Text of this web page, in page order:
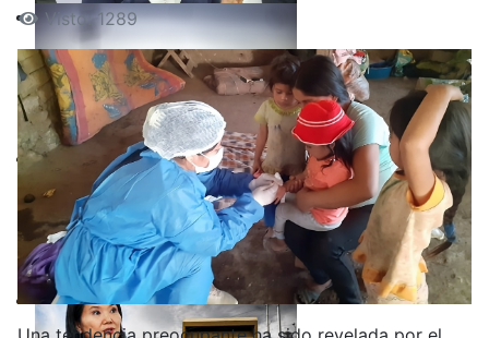
Visto: 1289